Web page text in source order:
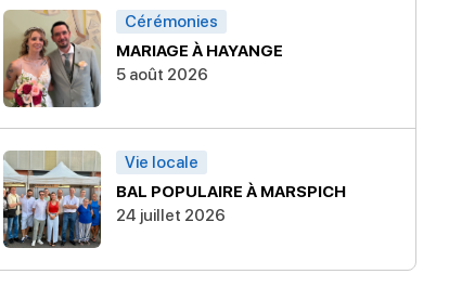
Cérémonies
MARIAGE À HAYANGE
5 août 2026
Vie locale
BAL POPULAIRE À MARSPICH
24 juillet 2026